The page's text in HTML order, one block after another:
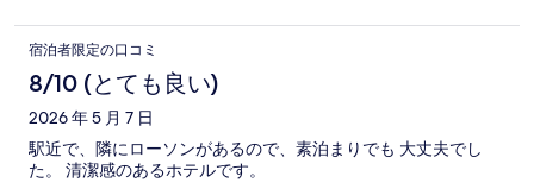
宿泊者限定の口コミ
8/10 (とても良い)
2026 年 5 月 7 日
駅近で、隣にローソンがあるので、素泊まりでも 大丈夫でし
た。 清潔感のあるホテルです。